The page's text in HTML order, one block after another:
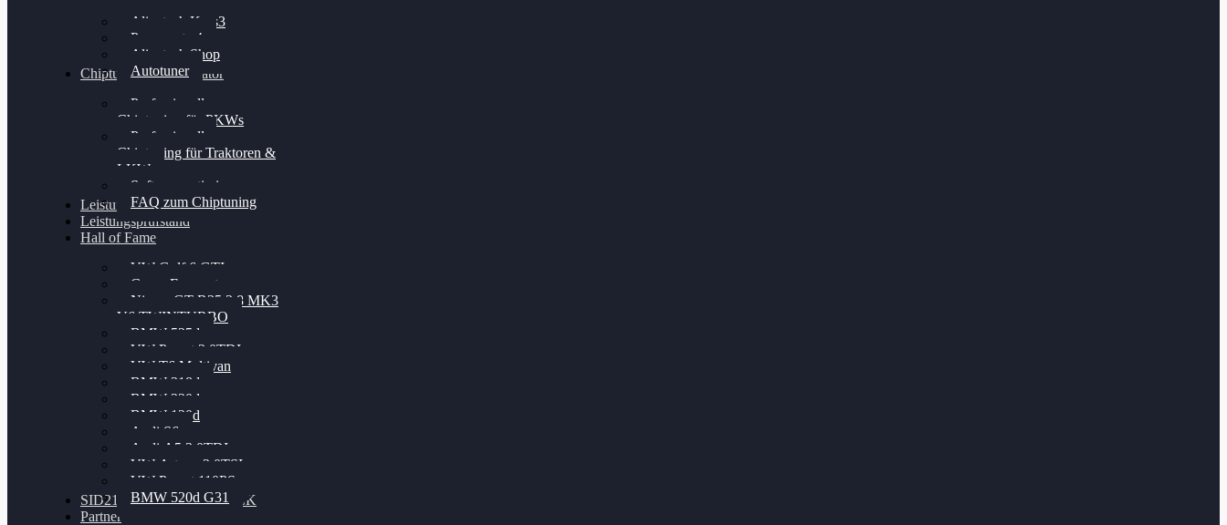
Alientech Kess3
Powergate 4
Alientech Shop
Autotuner
Chiptuning Konfigurator
Professionelles
Chiptuning für PKWs
Professionelles
Chiptuning für Traktoren &
LKW
Softwareoptimierung
FAQ zum Chiptuning
Leistungsmessung
Leistungsprüfstand
Hall of Fame
VW Golf 6 GTI
Cupra Formentor
Nissan GT-R35 3.8 MK3
V6 TWINTURBO
BMW 525d
VW Passat 2.0TDI
VW T6 Multivan
BMW 318d
BMW 320d
BMW 120d
Audi S6
Audi A5 3.0TDI
VW Arteon 2.0TSI
VW Passat 110PS
BMW 520d G31
SID212 / 212EVO UNLOCK
Partner